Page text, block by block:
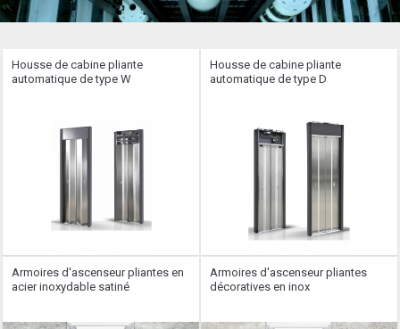
Housse de cabine pliante
automatique de type W
Housse de cabine pliante
automatique de type D
Armoires d'ascenseur pliantes en
acier inoxydable satiné
Armoires d'ascenseur pliantes
décoratives en inox